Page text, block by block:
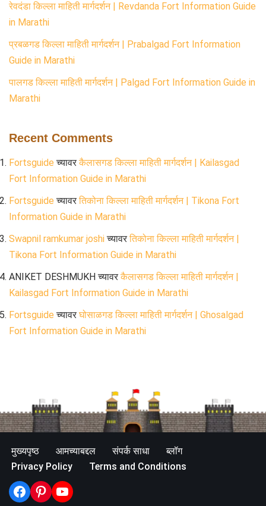
रेवदंडा किल्ला माहिती मार्गदर्शन | Revdanda Fort Information Guide
in Marathi
प्रबळगड किल्ला माहिती मार्गदर्शन | Prabalgad Fort Information
Guide in Marathi
पालगड किल्ला माहिती मार्गदर्शन | Palgad Fort Information Guide in
Marathi
Recent Comments
Fortsguide च्यावरकैलासगड किल्ला माहिती मार्गदर्शन | Kailasgad
Fort Information Guide in Marathi
Fortsguide च्यावरतिकोना किल्ला माहिती मार्गदर्शन | Tikona Fort
Information Guide in Marathi
Swapnil ramkumar joshiच्यावरतिकोना किल्ला माहिती मार्गदर्शन |
Tikona Fort Information Guide in Marathi
ANIKET DESHMUKH च्यावरकैलासगड किल्ला माहिती मार्गदर्शन |
Kailasgad Fort Information Guide in Marathi
Fortsguide च्यावरघोसाळगड किल्ला माहिती मार्गदर्शन | Ghosalgad
Fort Information Guide in Marathi
मुख्यपृष्ठ आमच्याबद्दल संपर्क साधा
ब्लॉग
Privacy Policy
Terms and Conditions